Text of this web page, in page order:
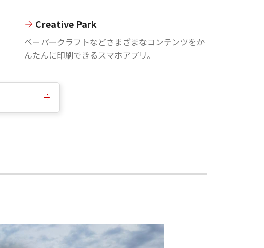
Creative Park
ペーパークラフトなどさまざまなコンテンツをか
んたんに印刷できるスマホアプリ。